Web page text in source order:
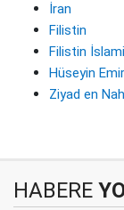
İran
Filistin
Filistin
Hüseyin
Ziyad en
HABERE